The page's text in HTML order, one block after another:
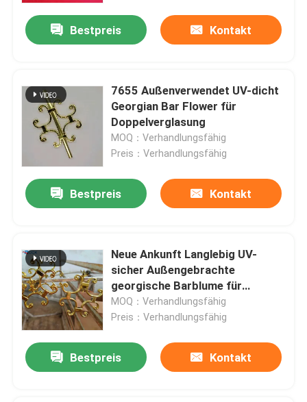
Hinterlass eine Nachricht
Wir rufen Sie bald zurück!
EINREICHUNGEN
Bestpreis Kontakt
7655 Außenverwendet UV-dicht
Georgian Bar Flower für
Doppelverglasung
MOQ：Verhandlungsfähig
Preis：Verhandlungsfähig
Bestpreis Kontakt
Neue Ankunft Langlebig UV-
sicher Außengebrachte
georgische Barblume für
Doppelverglasung
MOQ：Verhandlungsfähig
Preis：Verhandlungsfähig
Bestpreis Kontakt